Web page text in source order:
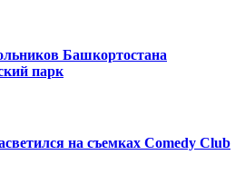
Башкортостана
парк
на съемках Comedy Club